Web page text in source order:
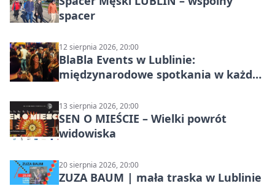
spacer
12 sierpnia 2026, 20:00
BlaBla Events w Lublinie:
międzynarodowe spotkania w każdą
13 sierpnia 2026, 20:00
SEN O MIEŚCIE – Wielki powrót
widowiska
20 sierpnia 2026, 20:00
ZUZA BAUM | mała traska w Lublinie